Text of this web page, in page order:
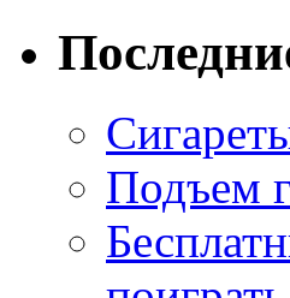
Подъем